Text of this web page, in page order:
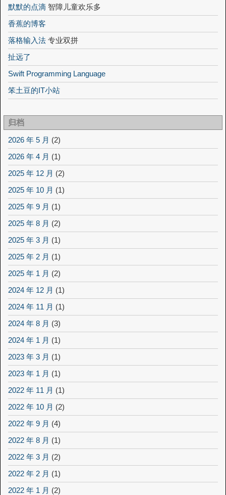
默默的点滴 智障儿童欢乐多
香蕉的博客
落格输入法 专业双拼
扯远了
Swift Programming Language
笨土豆的IT小站
归档
2026 年 5 月 (2)
2026 年 4 月 (1)
2025 年 12 月 (2)
2025 年 10 月 (1)
2025 年 9 月 (1)
2025 年 8 月 (2)
2025 年 3 月 (1)
2025 年 2 月 (1)
2025 年 1 月 (2)
2024 年 12 月 (1)
2024 年 11 月 (1)
2024 年 8 月 (3)
2024 年 1 月 (1)
2023 年 3 月 (1)
2023 年 1 月 (1)
2022 年 11 月 (1)
2022 年 10 月 (2)
2022 年 9 月 (4)
2022 年 8 月 (1)
2022 年 3 月 (2)
2022 年 2 月 (1)
2022 年 1 月 (2)